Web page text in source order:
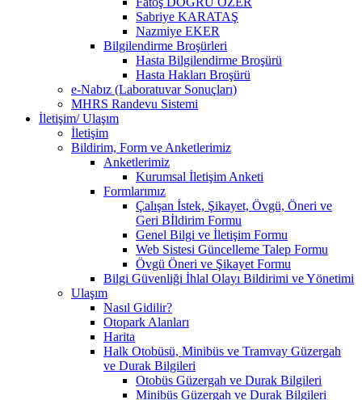
Sabriye KARATAŞ
Nazmiye EKER
Bilgilendirme Broşürleri
Hasta Bilgilendirme Broşürü
Hasta Hakları Broşürü
e-Nabız (Laboratuvar Sonuçları)
MHRS Randevu Sistemi
İletişim/ Ulaşım
İletişim
Bildirim, Form ve Anketlerimiz
Anketlerimiz
Kurumsal İletişim Anketi
Formlarımız
Çalışan İstek, Şikayet, Övgü, Öneri ve
Geri Bİldirim Formu
Genel Bilgi ve İletişim Formu
Web Sistesi Güncelleme Talep Formu
Övgü Öneri ve Şikayet Formu
Bilgi Güvenliği İhlal Olayı Bildirimi ve Yönetimi
Ulaşım
Nasıl Gidilir?
Otopark Alanları
Harita
Halk Otobüsü, Minibüs ve Tramvay Güzergah
ve Durak Bilgileri
Otobüs Güzergah ve Durak Bilgileri
Minibüs Güzergah ve Durak Bilgileri